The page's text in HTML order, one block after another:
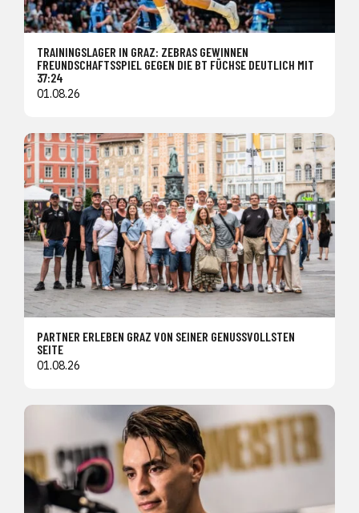
TRAININGSLAGER IN GRAZ: ZEBRAS GEWINNEN
FREUNDSCHAFTSSPIEL GEGEN DIE BT FÜCHSE DEUTLICH MIT
37:24
01.08.26
PARTNER ERLEBEN GRAZ VON SEINER GENUSSVOLLSTEN
SEITE
01.08.26